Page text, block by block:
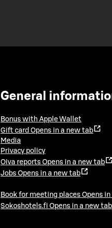
General
Bonus with Apple Wallet
Gift card Opens in a new tab
Media
Privacy policy
Oiva reports Opens in a new tab
Jobs Opens in a new tab
Book for meeting places Opens
Sokoshotels.fi Opens in a new tab